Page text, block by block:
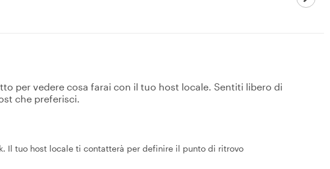
per vedere cosa farai con il tuo host locale. Sentiti libero di
che preferisci.
Il tuo host locale ti contatterà per definire il punto di ritrovo